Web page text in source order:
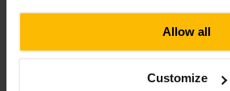
Allow all
Customize